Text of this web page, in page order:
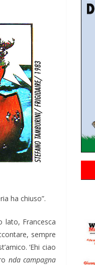
ha chiuso”.
lato, Francesca
sempre
‘Ehi ciao
nda campagna